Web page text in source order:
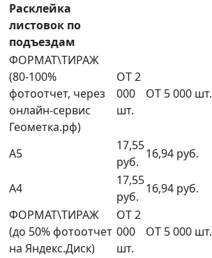
Расклейка
листовок по
подъездам
ФОРМАТ\ТИРАЖ
(80-100%
фотоотчет, через
онлайн-сервис
Геометка.рф)
ОТ 2
000
шт.
ОТ 5 000 шт.
А5
17,55
руб.
16,94 руб.
А4
17,55
руб.
16,94 руб.
ФОРМАТ\ТИРАЖ
(до 50% фотоотчет
на Яндекс.Диск)
ОТ 2
000
шт.
ОТ 5 000 шт.